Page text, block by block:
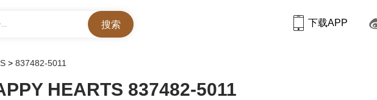
下载APP
> 837482-5011
HEARTS 837482-5011